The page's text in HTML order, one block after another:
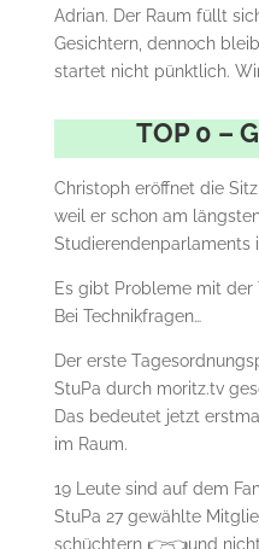
Adrian. Der Raum füllt
Gesichtern, dennoch
startet nicht pünktlich.
TOP 0 –
Christoph eröffnet die
weil er schon am
Studierendenparlaments
Es gibt Probleme mit der
Bei Technikfragen…
Der erste
StuPa durch moritz.tv
Das bedeutet jetzt
im Raum.
19 Leute sind auf dem
StuPa 27 gewählte
schüchtern 👉👈und